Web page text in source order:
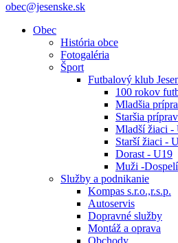
obec@jesenske.sk
Obec
História obce
Fotogaléria
Šport
Futbalový klub
100 rokov
Mladšia
Staršia
Mladší žiaci -
Starší žiaci -
Dorast - U19
Muži -Dospelí
Služby a podnikanie
Kompas s.r.o.,r.s.p.
Autoservis
Dopravné služby
Montáž a oprava
Obchody